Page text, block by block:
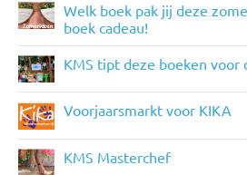
Welk boek pak jij deze
boek cadeau!
KMS tipt deze boeken voor
Voorjaarsmarkt voor KIKA
KMS Masterchef